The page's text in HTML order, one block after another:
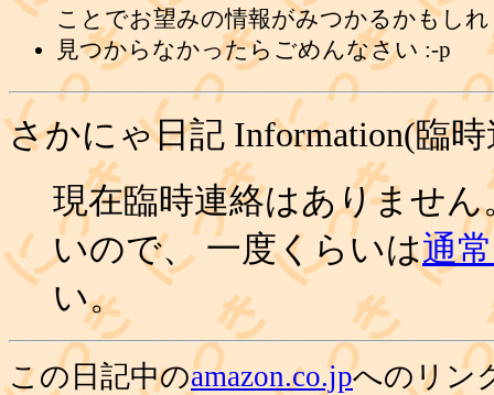
ことでお望みの情報がみつかるかもし
見つからなかったらごめんなさい :-p
さかにゃ日記 Information(臨
現在臨時連絡はありませ
いので、 一度くらいは通
い。
この日記中のamazon.co.jpへのリン